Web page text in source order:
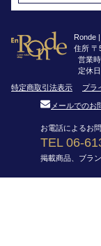
Ronde
住所 〒
営業
定休
特定商取引法表示
プラ
メールでのお
お電話によるお
TEL 06-
掲載商品、ブラ